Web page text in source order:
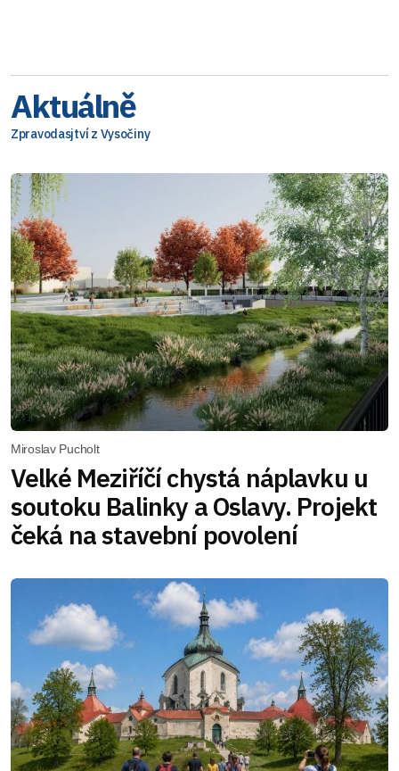
Aktuálně
Zpravodasjtví z Vysočiny
Miroslav Pucholt
Velké Meziříčí chystá náplavku u
soutoku Balinky a Oslavy. Projekt
čeká na stavební povolení